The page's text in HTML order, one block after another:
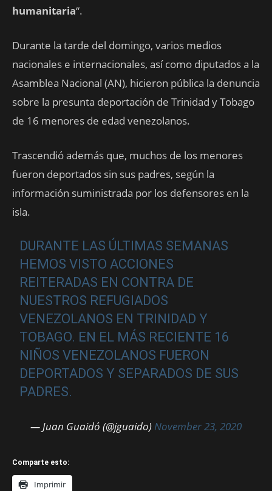
humanitaria“.
Durante la tarde del domingo, varios medios
nacionales e internacionales, así como diputados a la
Asamblea Nacional (AN), hicieron pública la denuncia
sobre la presunta deportación de Trinidad y Tobago
de 16 menores de edad venezolanos.
Trascendió además que, muchos de los menores
fueron deportados sin sus padres, según la
información suministrada por los defensores en la
isla.
DURANTE LAS ÚLTIMAS SEMANAS
HEMOS VISTO ACCIONES
REITERADAS EN CONTRA DE
NUESTROS REFUGIADOS
VENEZOLANOS EN TRINIDAD Y
TOBAGO. EN EL MÁS RECIENTE 16
NIÑOS VENEZOLANOS FUERON
DEPORTADOS Y SEPARADOS DE SUS
PADRES.
— Juan Guaidó (@jguaido) November 23, 2020
Comparte esto:
Imprimir